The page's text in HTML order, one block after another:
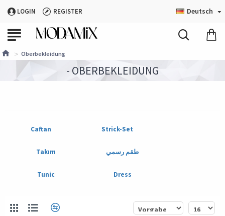
LOGIN REGISTER Deutsch
Oberbekleidung
- OBERBEKLEIDUNG
Caftan Strick-Set
Takım طقم رسمي
Tunic Dress